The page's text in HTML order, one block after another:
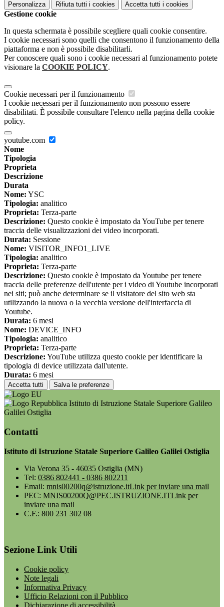
Personalizza Rifiuta tutti i cookies Accetta tutti i cookies
Gestione cookie
In questa schermata è possibile scegliere quali cookie consentire.
I cookie necessari sono quelli che consentono il funzionamento della
piattaforma e non è possibile disabilitarli.
Per conoscere quali sono i cookie necessari al funzionamento potete
visionare la COOKIE POLICY.
Cookie necessari per il funzionamento
I cookie necessari per il funzionamento non possono essere
disabilitati. È possibile consultare l'elenco nella pagina della cookie
policy.
youtube.com
Nome
Tipologia
Proprieta
Descrizione
Durata
Nome: YSC
Tipologia: analitico
Proprieta: Terza-parte
Descrizione: Questo cookie è impostato da YouTube per tenere
traccia delle visualizzazioni dei video incorporati.
Durata: Sessione
Nome: VISITOR_INFO1_LIVE
Tipologia: analitico
Proprieta: Terza-parte
Descrizione: Questo cookie è impostato da Youtube per tenere
traccia delle preferenze dell'utente per i video di Youtube incorporati
nei siti; può anche determinare se il visitatore del sito web sta
utilizzando la nuova o la vecchia versione dell'interfaccia di
Youtube.
Durata: 6 mesi
Nome: DEVICE_INFO
Tipologia: analitico
Proprieta: Terza-parte
Descrizione: YouTube utilizza questo cookie per identificare la
tipologia di device utilizzata dall'utente.
Durata: 6 mesi
Accetta tutti Salva le preferenze
Istituto di Istruzione Statale Superiore Galileo
Galilei Ostiglia
Contatti
Istituto di Istruzione Statale Superiore Galileo Galilei Ostiglia
Via Verona 35 - 46035 Ostiglia (MN)
Tel: 0386 802441 - 0386 802211
Email: mnis00200q@istruzione.itLink per inviare una mail
PEC: MNIS00200Q@PEC.ISTRUZIONE.ITLink per
inviare una mail
C.F.: 800 231 302 08
Sezione Link Utili
Cookie policy
Note legali
Informativa Privacy
Ufficio Relazioni con il Pubblico
Dichiarazione di accessibilità